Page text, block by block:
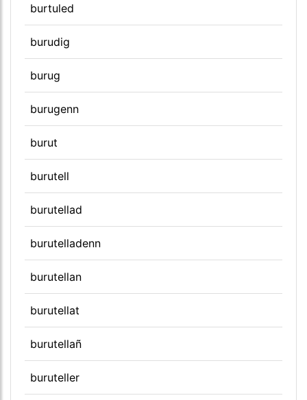
burtuled
burudig
burug
burugenn
burut
burutell
burutellad
burutelladenn
burutellan
burutellat
burutellañ
buruteller